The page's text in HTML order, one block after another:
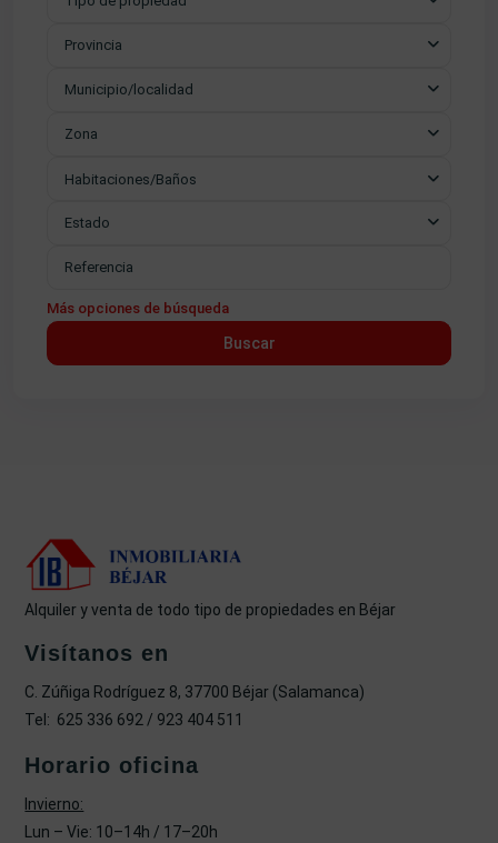
Provincia
Municipio/localidad
Zona
Habitaciones/Baños
Estado
Más opciones de búsqueda
Buscar
Alquiler y venta de todo tipo de propiedades en Béjar
Visítanos en
C. Zúñiga Rodríguez 8, 37700 Béjar (Salamanca)
Tel: 625 336 692 / 923 404 511
Horario oficina
Invierno:
Lun – Vie: 10–14h / 17–20h